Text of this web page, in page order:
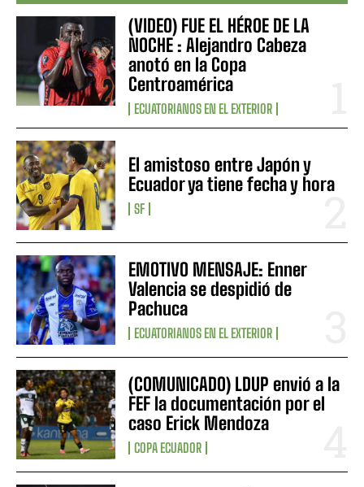
(VIDEO) FUE EL HÉROE DE LA
NOCHE : Alejandro Cabeza
anotó en la Copa
Centroamérica
ECUATORIANOS EN EL EXTERIOR
El amistoso entre Japón y
Ecuador ya tiene fecha y hora
SF
EMOTIVO MENSAJE: Enner
Valencia se despidió de
Pachuca
ECUATORIANOS EN EL EXTERIOR
(COMUNICADO) LDUP envió a la
FEF la documentación por el
caso Erick Mendoza
COPA ECUADOR